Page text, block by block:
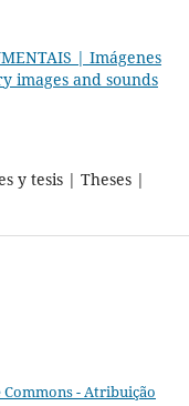
| Imágenes
images and sounds
y tesis | Theses |
Commons - Atribuição